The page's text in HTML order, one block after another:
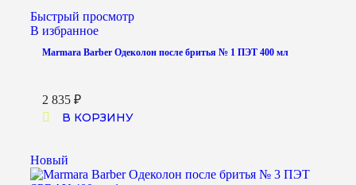
Быстрый просмотр
В избранное
Marmara Barber Одеколон после бритья № 1 ПЭТ 400 мл
2 835 ₽
В КОРЗИНУ
Новый